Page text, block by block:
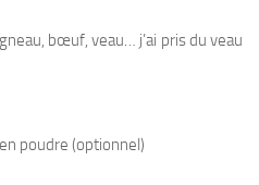
bœuf, veau… j’ai pris du veau
poudre (optionnel)